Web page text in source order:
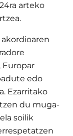
arteko
edo
Ezarritako
du muga-
soilik